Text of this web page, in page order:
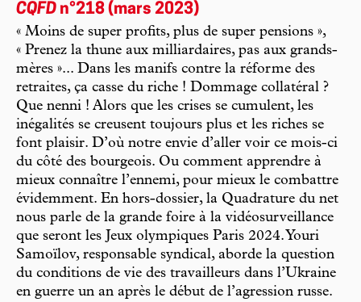
CQFD n°218 (mars 2023)
« Moins de super profits, plus de super pensions »,
« Prenez la thune aux milliardaires, pas aux grands-
mères »... Dans les manifs contre la réforme des
retraites, ça casse du riche ! Dommage collatéral ?
Que nenni ! Alors que les crises se cumulent, les
inégalités se creusent toujours plus et les riches se
font plaisir. D’où notre envie d’aller voir ce mois-ci
du côté des bourgeois. Ou comment apprendre à
mieux connaître l’ennemi, pour mieux le combattre
évidemment. En hors-dossier, la Quadrature du net
nous parle de la grande foire à la vidéosurveillance
que seront les Jeux olympiques Paris 2024. Youri
Samoïlov, responsable syndical, aborde la question
du conditions de vie des travailleurs dans l’Ukraine
en guerre un an après le début de l’agression russe.